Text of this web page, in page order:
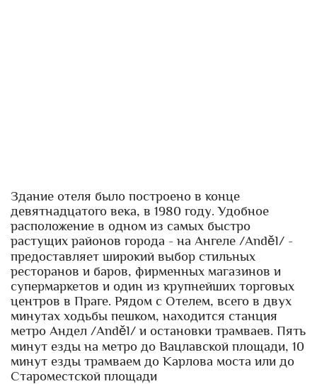
Здание отеля было построено в конце
девятнадцатого века, в 1980 году. Удобное
расположение в одном из самых быстро
растущих районов города - на Ангеле /Anděl/ -
предоставляет широкий выбор стильных
ресторанов и баров, фирменных магазинов и
супермаркетов и один из крупнейших торговых
центров в Праге. Рядом с Отелем, всего в двух
минутах ходьбы пешком, находится станция
метро Андел /Anděl/ и остановки трамваев. Пять
минут езды на метро до Вацлавской площади, 10
минут езды трамваем до Карлова моста или до
Староместской площади